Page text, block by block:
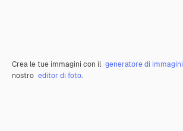
Crea le tue immagini con il generatore di immagini
nostro editor di foto.